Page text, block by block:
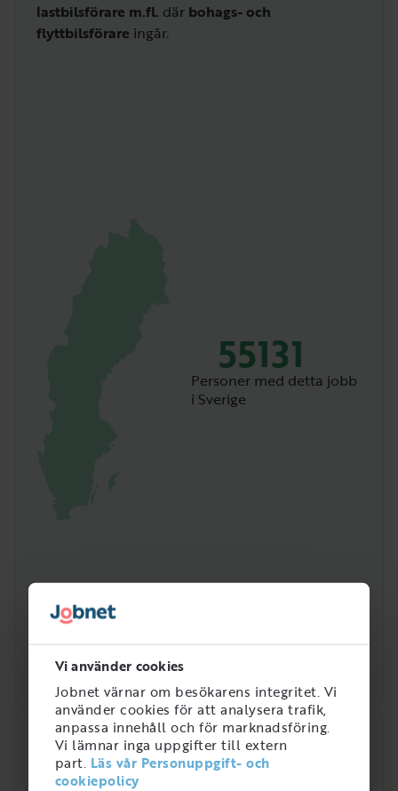
Vi använder cookies
Jobnet värnar om besökarens integritet. Vi
använder cookies för att analysera trafik,
anpassa innehåll och för marknadsföring.
Vi lämnar inga uppgifter till extern
part. Läs vår Personuppgift- och
cookiepolicy
lastbilsförare m.fl. där bohags- och
flyttbilsförare ingår.
55131
Personer med detta jobb
i Sverige
Snabbanalys
Efterfrågan på arbetsmarknaden just nu